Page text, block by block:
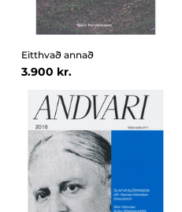
Eitthvað annað
3.900 kr.